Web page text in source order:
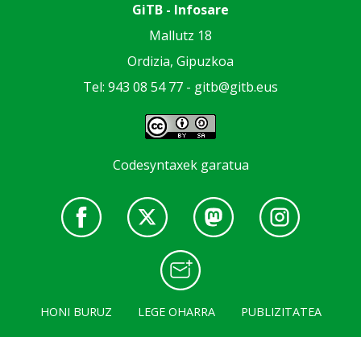
GiTB - Infosare
Mallutz 18
Ordizia, Gipuzkoa
Tel: 943 08 54 77 - gitb@gitb.eus
Codesyntaxek garatua
HONI BURUZ LEGE OHARRA
PUBLIZITATEA